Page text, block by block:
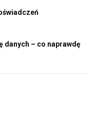
danych – co naprawdę